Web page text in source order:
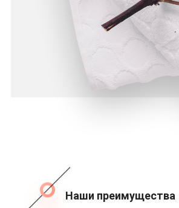
Наши преимущества